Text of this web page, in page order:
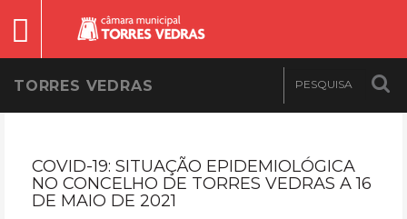
TORRES VEDRAS
COVID-19: SITUAÇÃO EPIDEMIOLÓGICA
NO CONCELHO DE TORRES VEDRAS A 16
DE MAIO DE 2021